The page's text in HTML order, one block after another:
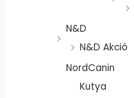
N&D
N&D Akció
NordCanin
Kutya